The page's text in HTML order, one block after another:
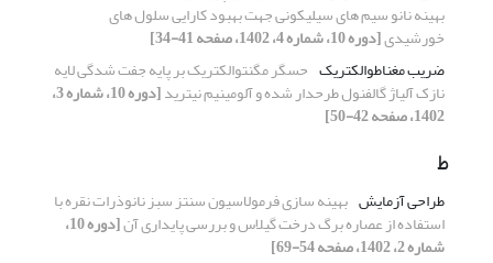
بهینه نانو سیم های سیلیکونی جهت بهبود کارایی سلول های
خورشیدی[دوره 10، شماره 4، 1402، صفحه 41-34]
ضریب مغناطوالکتریک حسگر مگنتوالکتریک بر پایه جفت شدگی لایه
نازک آلیاژ گالفنول طرحدار شده و آلومینیم نیترید [دوره 10، شماره 3،
1402، صفحه 42-50]
ط
طراحی آزمایش بهینه سازی فرمولاسیون سنتز سبز نانوذرات نقره با
استفاده از عصاره برگ درخت گیلاس و بررسی پایداری آن [دوره 10،
شماره 2، 1402، صفحه 54-69]